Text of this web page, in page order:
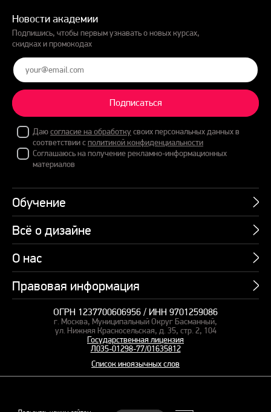
Новости академии
Подпишись, чтобы первым узнавать о новых курсах,
скидках и промокодах
Подписаться
Даюсогласие на обработкусвоих персональных данных в
соответствии сполитикой конфиденциальности
Соглашаюсь на получение рекламно-информационных
материалов
Обучение
Курсы
Пакетные предложения
Профессии
Подарочные сертификаты
Корпоративное обучение
Курсы для сотрудников
Пакетные предложения
Всё о дизайне
Учебник по презентациям
Банк слайдов
Вебинары
Студия дизайна
Заказать презентацию
О нас
Об академии
СМИ о нас
Правовая информация
Карта сайта
Оферта и лицензия
Политика конфиденциальности
ОГРН 1237700606956 / ИНН 9701259086
г. Москва, Муниципальный Округ Басманный,
ул. Нижняя Красносельская, д. 35, стр. 2, 104
Государственная лицензия
Л035-01298-77/01635812
Список иноязычных слов